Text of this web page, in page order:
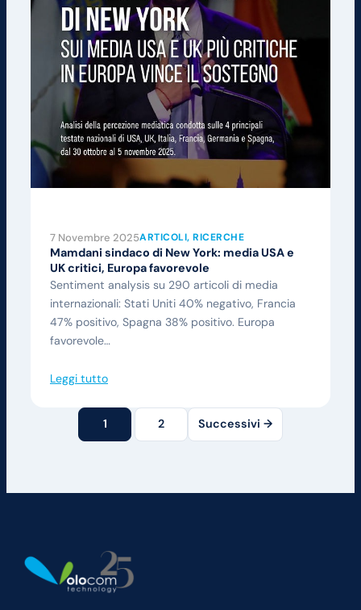
7 Novembre 2025ARTICOLI, RICERCHE
Mamdani sindaco di New York: media USA e
UK critici, Europa favorevole
Sentiment analysis su 290 articoli di media
internazionali: Stati Uniti 40% negativo, Francia
47% positivo, Spagna 38% positivo. Europa
favorevole…
Leggi tutto
1 2 Successivi →